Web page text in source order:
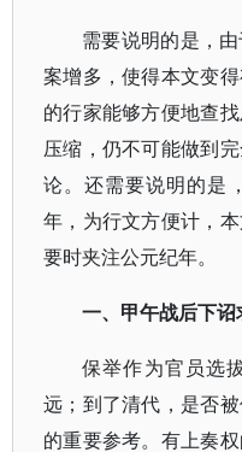
需要说明的是，
案增多，使得本文变
的行家能够方便地查
压缩，仍不可能做到
论。还需要说明的是
年，为行文方便计，
要时夹注公元纪年。
一、甲午战后下诏
保举作为官员选
远；到了清代，是否
的重要参考。有上奏